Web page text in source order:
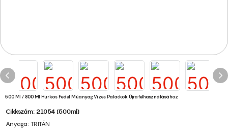
500 Ml / 800 Ml Hurkos Fedél Műanyag Vizes Palackok Újrafelhasználásához
Cikkszám: 21054 (500ml)
Anyaga: TRITÁN